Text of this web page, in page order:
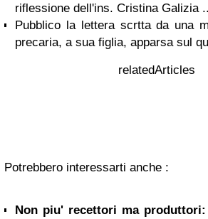
riflessione dell'ins. Cristina Galizia
Pubblico la lettera scrtta da una
precaria, a sua figlia, apparsa sul
relatedArticles
Potrebbero interessarti anche :
Non piu' recettori ma